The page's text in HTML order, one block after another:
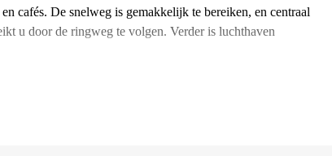
cafés. De snelweg is gemakkelijk te bereiken, en centraal
u door de ringweg te volgen. Verder is luchthaven